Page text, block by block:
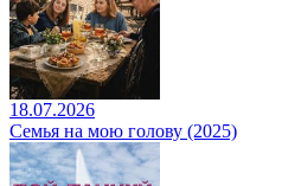
18.07.2026
Семья на мою голову (2025)